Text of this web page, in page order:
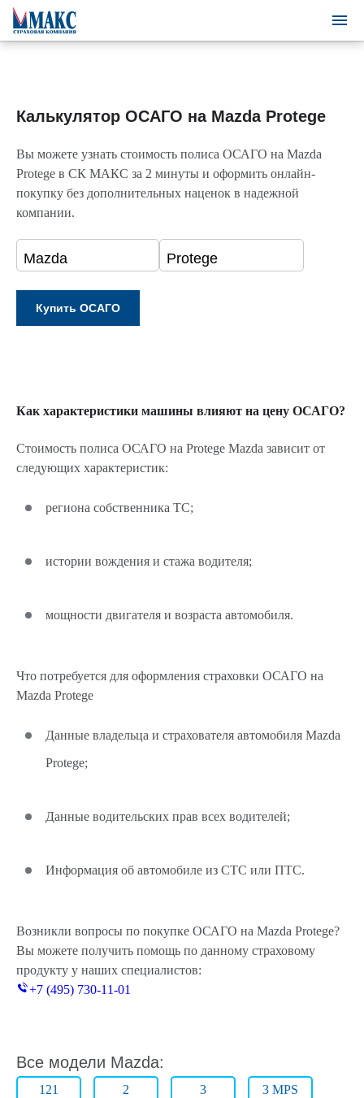
Калькулятор ОСАГО на Mazda Protege
Вы можете узнать стоимость полиса ОСАГО на Mazda
Protege в СК МАКС за 2 минуты и оформить онлайн-
покупку без дополнительных наценок в надежной
компании.
Как характеристики машины влияют на цену ОСАГО?
Стоимость полиса ОСАГО на Protege Mazda зависит от
следующих характеристик:
региона собственника ТС;
истории вождения и стажа водителя;
мощности двигателя и возраста автомобиля.
Что потребуется для оформления страховки ОСАГО на
Mazda Protege
Данные владельца и страхователя автомобиля Mazda
Protege;
Данные водительских прав всех водителей;
Информация об автомобиле из СТС или ПТС.
Возникли вопросы по покупке ОСАГО на Mazda Protege?
Вы можете получить помощь по данному страховому
продукту у наших специалистов:
+7 (495) 730-11-01
Все модели Mazda:
121 2 3 3 MPS